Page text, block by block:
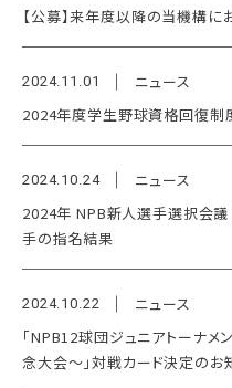
【公募】来年度以降の当機構
2024.11.01
ニュース
2024年度学生野球資格回復制
2024.10.24
ニュース
2024年 NPB新人選手選択会議
手の指名結果
2024.10.22
ニュース
「NPB12球団ジュニアトーナ
念大会～」対戦カード決定のお